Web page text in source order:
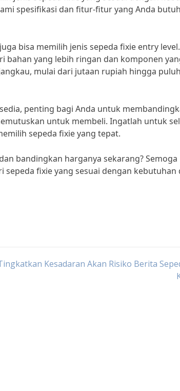
spesifikasi dan fitur-fitur yang Anda
bisa memilih jenis sepeda fixie entry
bahan yang lebih ringan dan komponen
mulai dari jutaan rupiah hingga
penting bagi Anda untuk
untuk membeli. Ingatlah untuk
sepeda fixie yang tepat.
bandingkan harganya sekarang? Semoga
fixie yang sesuai dengan kebutuhan
Kesadaran Akan Risiko Berita